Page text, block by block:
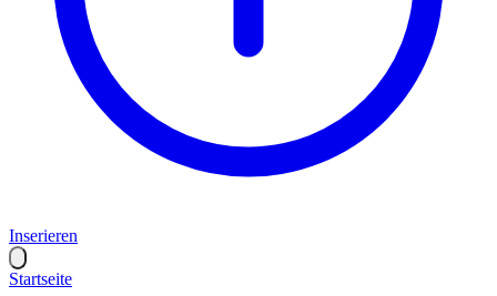
Inserieren
Startseite